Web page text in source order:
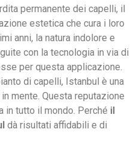
permanente dei capelli, il
estetica che cura i loro
anni, la natura indolore e
con la tecnologia in via di
per questa applicazione.
di capelli, Istanbul è una
mente. Questa reputazione
in tutto il mondo. Perché il
dà risultati affidabili e di